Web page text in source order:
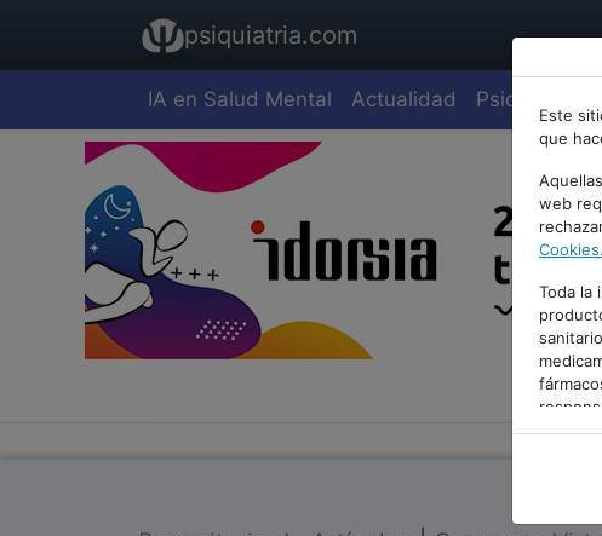
psiquiatria.com
IA en Salud Mental Actualidad Psiquiatría
Este
que
web
Cookies.
Toda la